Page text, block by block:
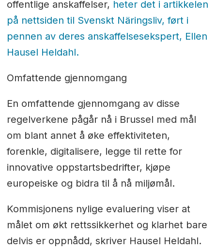
offentlige anskaffelser, heter det i artikkelen
på nettsiden til Svenskt Näringsliv, ført i
pennen av deres anskaffelsesekspert, Ellen
Hausel Heldahl.
Omfattende gjennomgang
En omfattende gjennomgang av disse
regelverkene pågår nå i Brussel med mål
om blant annet å øke effektiviteten,
forenkle, digitalisere, legge til rette for
innovative oppstartsbedrifter, kjøpe
europeiske og bidra til å nå miljømål.
Kommisjonens nylige evaluering viser at
målet om økt rettssikkerhet og klarhet bare
delvis er oppnådd, skriver Hausel Heldahl.